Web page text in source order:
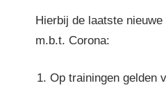
Hierbij de laatste
m.b.t. Corona:
Op trainingen gelden